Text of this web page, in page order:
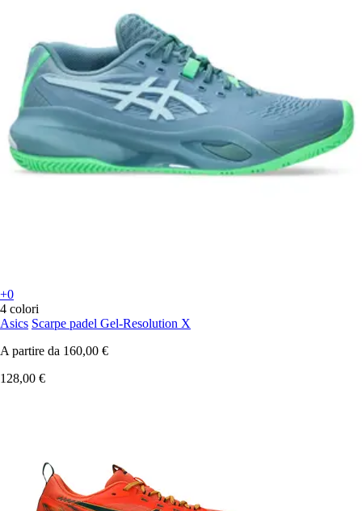
+0
4 colori
Asics Scarpe padel Gel-Resolution X
A partire da 160,00 €
128,00 €